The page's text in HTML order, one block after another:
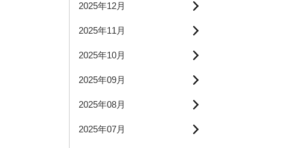
2025年12月
2025年11月
2025年10月
2025年09月
2025年08月
2025年07月